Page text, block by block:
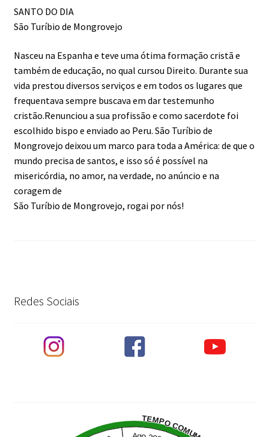
SANTO DO DIA
São Turíbio de Mongrovejo
Nasceu na Espanha e teve uma ótima formação cristã e
também de educação, no qual cursou Direito. Durante sua
vida prestou diversos serviços e em todos os lugares que
frequentava sempre buscava em dar testemunho
cristão.Renunciou a sua profissão e como sacerdote foi
escolhido bispo e enviado ao Peru. São Turíbio de
Mongrovejo deixou um marco para toda a América: de que o
mundo precisa de santos, e isso só é possível na
misericórdia, no amor, na verdade, no anúncio e na
coragem de
São Turíbio de Mongrovejo, rogai por nós!
Redes Sociais
TEMPO COMUM